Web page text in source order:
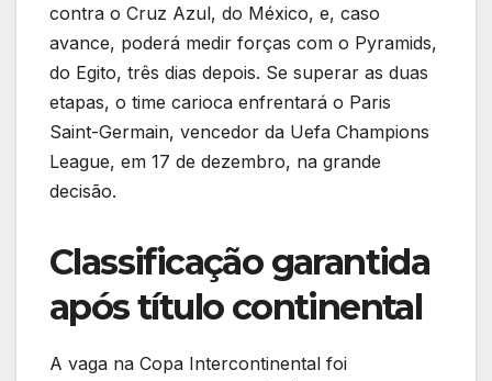
contra o Cruz Azul, do México, e, caso
avance, poderá medir forças com o Pyramids,
do Egito, três dias depois. Se superar as duas
etapas, o time carioca enfrentará o Paris
Saint-Germain, vencedor da Uefa Champions
League, em 17 de dezembro, na grande
decisão.
Classificação garantida
após título continental
A vaga na Copa Intercontinental foi